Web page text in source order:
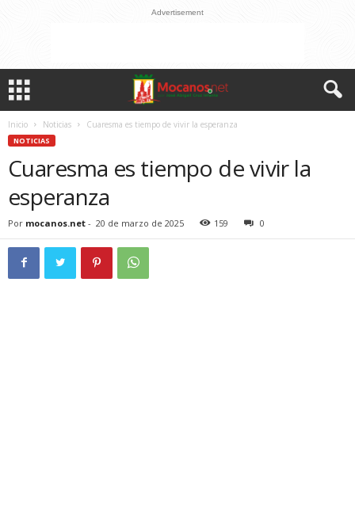
Advertisement
Inicio Noticias Cuaresma es tiempo de vivir la esperanza
NOTICIAS
Cuaresma es tiempo de vivir la
esperanza
Por mocanos.net - 20 de marzo de 2025 159 0